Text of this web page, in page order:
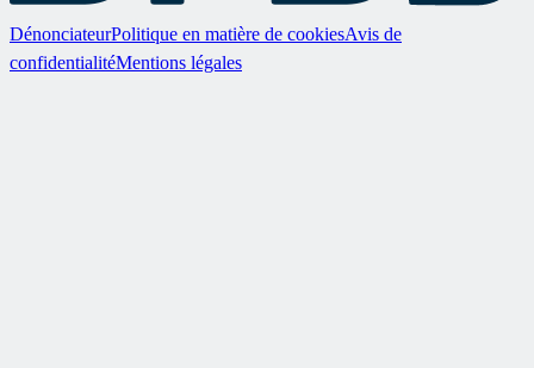
DénonciateurPolitique en matière de cookiesAvis de
confidentialitéMentions légales